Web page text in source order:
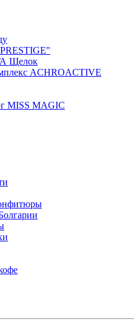
Щелок
ACHROACTIVE
MISS MAGIC